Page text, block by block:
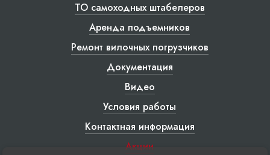
ТО самоходных штабелеров
Аренда подъемников
Ремонт вилочных погрузчиков
Документация
Видео
Условия работы
Контактная информация
Акции